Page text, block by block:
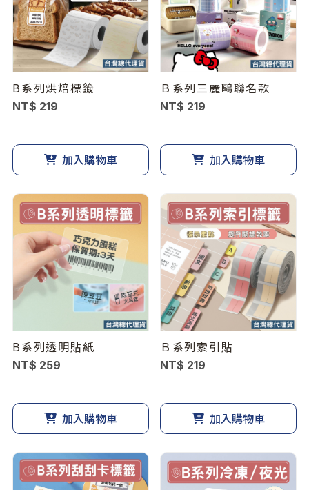
B系列烘焙標籤
NT$ 219
加入購物車
Ｂ系列三麗鷗聯名款
NT$ 219
加入購物車
B系列透明貼紙
NT$ 259
加入購物車
Ｂ系列索引貼
NT$ 219
加入購物車